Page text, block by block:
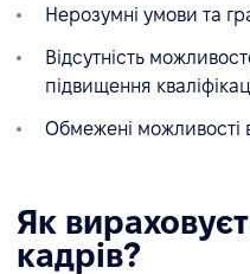
Нерозумні умови та
Відсутність
підвищення
Обмежені можливості
Як
кадрів?